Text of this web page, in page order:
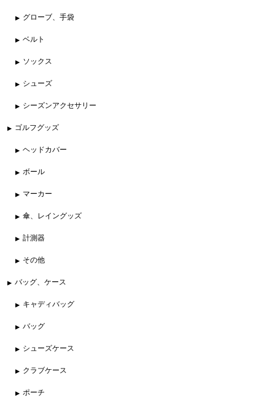
グローブ、手袋
ベルト
ソックス
シューズ
シーズンアクセサリー
ゴルフグッズ
ヘッドカバー
ボール
マーカー
傘、レイングッズ
計測器
その他
バッグ、ケース
キャディバッグ
バッグ
シューズケース
クラブケース
ポーチ